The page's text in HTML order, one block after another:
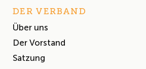
DER VERBAND
Über uns
Der Vorstand
Satzung